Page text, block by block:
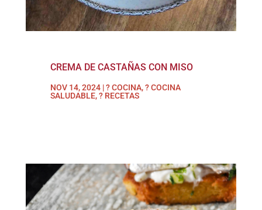
CREMA DE CASTAÑAS CON MISO
NOV 14, 2024 |? COCINA,? COCINA
SALUDABLE,? RECETAS